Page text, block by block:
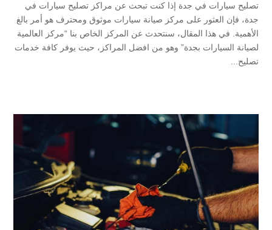
تصليح سيارات في جدة إذا كنت تبحث عن مراكز تصليح سيارات في
جدة، فإن العثور على مركز صيانة سيارات موثوق ومحترف هو أمر بالغ
الأهمية. في هذا المقال، سنتحدث عن المركز الخاص بنا “مركز العالمية
لصيانة السيارات بجدة” وهو من افضل المراكز، حيث يوفر كافة خدمات
تصليح...